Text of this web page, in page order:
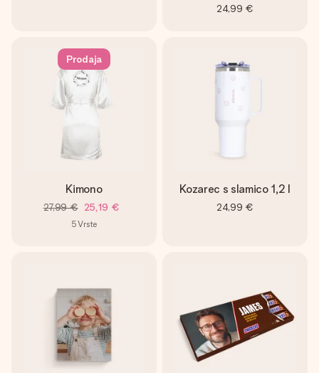
24,99 €
Prodaja
Kimono
27,99 € 25,19 €
5Vrste
Kozarec s slamico 1,2 l
24,99 €